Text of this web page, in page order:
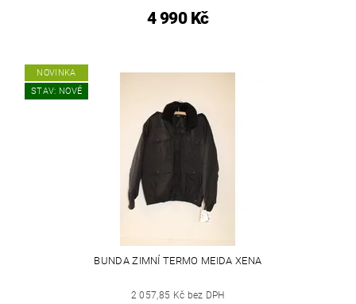
4 990 Kč
NOVINKA
STAV: NOVÉ
BUNDA ZIMNÍ TERMO MEIDA XENA
2 057,85 Kč bez DPH